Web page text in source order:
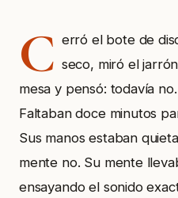
C erró el bote de
seco, miró el
mesa y pensó: todavía
Faltaban doce minutos
Sus manos estaban
mente no. Su mente
ensayando el sonido